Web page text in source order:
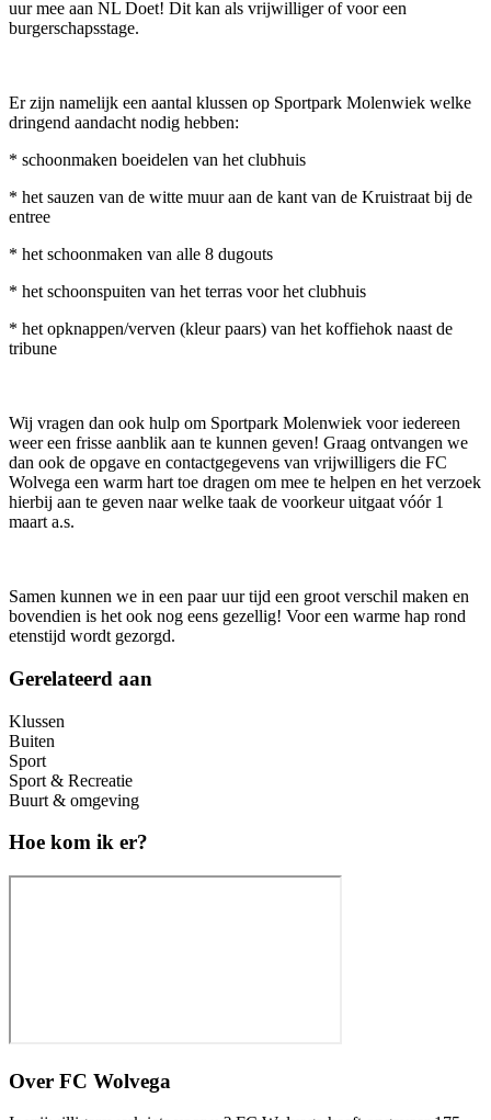
uur mee aan NL Doet! Dit kan als vrijwilliger of voor een
burgerschapsstage.
Er zijn namelijk een aantal klussen op Sportpark Molenwiek welke
dringend aandacht nodig hebben:
* schoonmaken boeidelen van het clubhuis
* het sauzen van de witte muur aan de kant van de Kruistraat bij de
entree
* het schoonmaken van alle 8 dugouts
* het schoonspuiten van het terras voor het clubhuis
* het opknappen/verven (kleur paars) van het koffiehok naast de
tribune
Wij vragen dan ook hulp om Sportpark Molenwiek voor iedereen
weer een frisse aanblik aan te kunnen geven! Graag ontvangen we
dan ook de opgave en contactgegevens van vrijwilligers die FC
Wolvega een warm hart toe dragen om mee te helpen en het verzoek
hierbij aan te geven naar welke taak de voorkeur uitgaat vóór 1
maart a.s.
Samen kunnen we in een paar uur tijd een groot verschil maken en
bovendien is het ook nog eens gezellig! Voor een warme hap rond
etenstijd wordt gezorgd.
Gerelateerd aan
Klussen
Buiten
Sport
Sport & Recreatie
Buurt & omgeving
Hoe kom ik er?
Over FC Wolvega